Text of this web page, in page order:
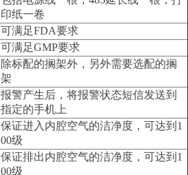
印纸一卷
可满足FDA要求
可满足GMP要求
除标配的搁架外，另外需要选配的搁
架
报警产生后，将报警状态短信发送到
指定的手机上
保证进入内腔空气的洁净度，可达到1
00级
保证排出内腔空气的洁净度，可达到1
00级